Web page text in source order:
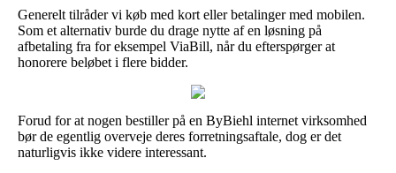
Generelt tilråder vi køb med kort eller betalinger med mobilen.
Som et alternativ burde du drage nytte af en løsning på
afbetaling fra for eksempel ViaBill, når du efterspørger at
honorere beløbet i flere bidder.
Forud for at nogen bestiller på en ByBiehl internet virksomhed
bør de egentlig overveje deres forretningsaftale, dog er det
naturligvis ikke videre interessant.